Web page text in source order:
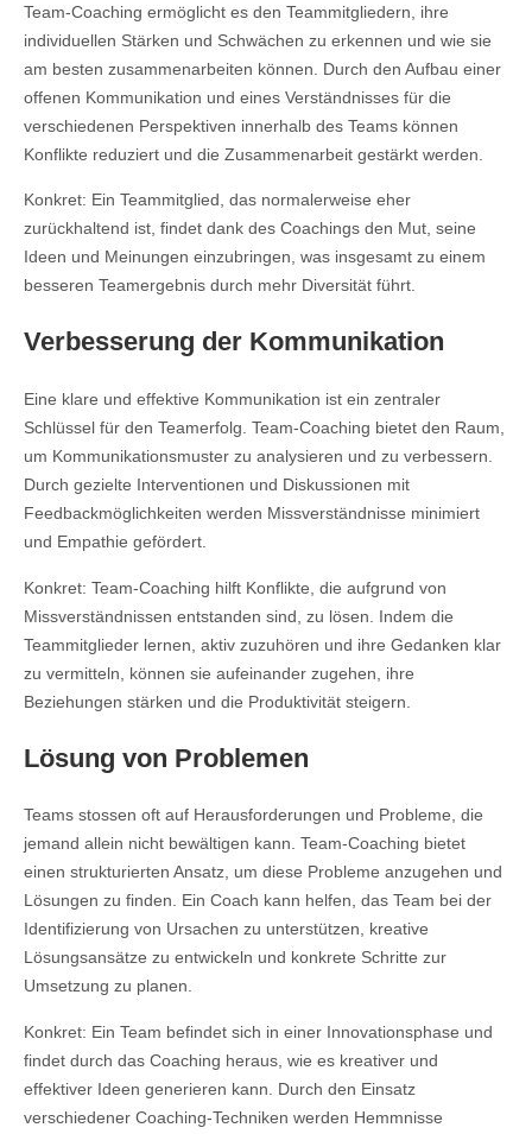
Team-Coaching ermöglicht es den Teammitgliedern, ihre
individuellen Stärken und Schwächen zu erkennen und wie sie
am besten zusammenarbeiten können. Durch den Aufbau einer
offenen Kommunikation und eines Verständnisses für die
verschiedenen Perspektiven innerhalb des Teams können
Konflikte reduziert und die Zusammenarbeit gestärkt werden.
Konkret: Ein Teammitglied, das normalerweise eher
zurückhaltend ist, findet dank des Coachings den Mut, seine
Ideen und Meinungen einzubringen, was insgesamt zu einem
besseren Teamergebnis durch mehr Diversität führt.
Verbesserung der Kommunikation
Eine klare und effektive Kommunikation ist ein zentraler
Schlüssel für den Teamerfolg. Team-Coaching bietet den Raum,
um Kommunikationsmuster zu analysieren und zu verbessern.
Durch gezielte Interventionen und Diskussionen mit
Feedbackmöglichkeiten werden Missverständnisse minimiert
und Empathie gefördert.
Konkret: Team-Coaching hilft Konflikte, die aufgrund von
Missverständnissen entstanden sind, zu lösen. Indem die
Teammitglieder lernen, aktiv zuzuhören und ihre Gedanken klar
zu vermitteln, können sie aufeinander zugehen, ihre
Beziehungen stärken und die Produktivität steigern.
Lösung von Problemen
Teams stossen oft auf Herausforderungen und Probleme, die
jemand allein nicht bewältigen kann. Team-Coaching bietet
einen strukturierten Ansatz, um diese Probleme anzugehen und
Lösungen zu finden. Ein Coach kann helfen, das Team bei der
Identifizierung von Ursachen zu unterstützen, kreative
Lösungsansätze zu entwickeln und konkrete Schritte zur
Umsetzung zu planen.
Konkret: Ein Team befindet sich in einer Innovationsphase und
findet durch das Coaching heraus, wie es kreativer und
effektiver Ideen generieren kann. Durch den Einsatz
verschiedener Coaching-Techniken werden Hemmnisse